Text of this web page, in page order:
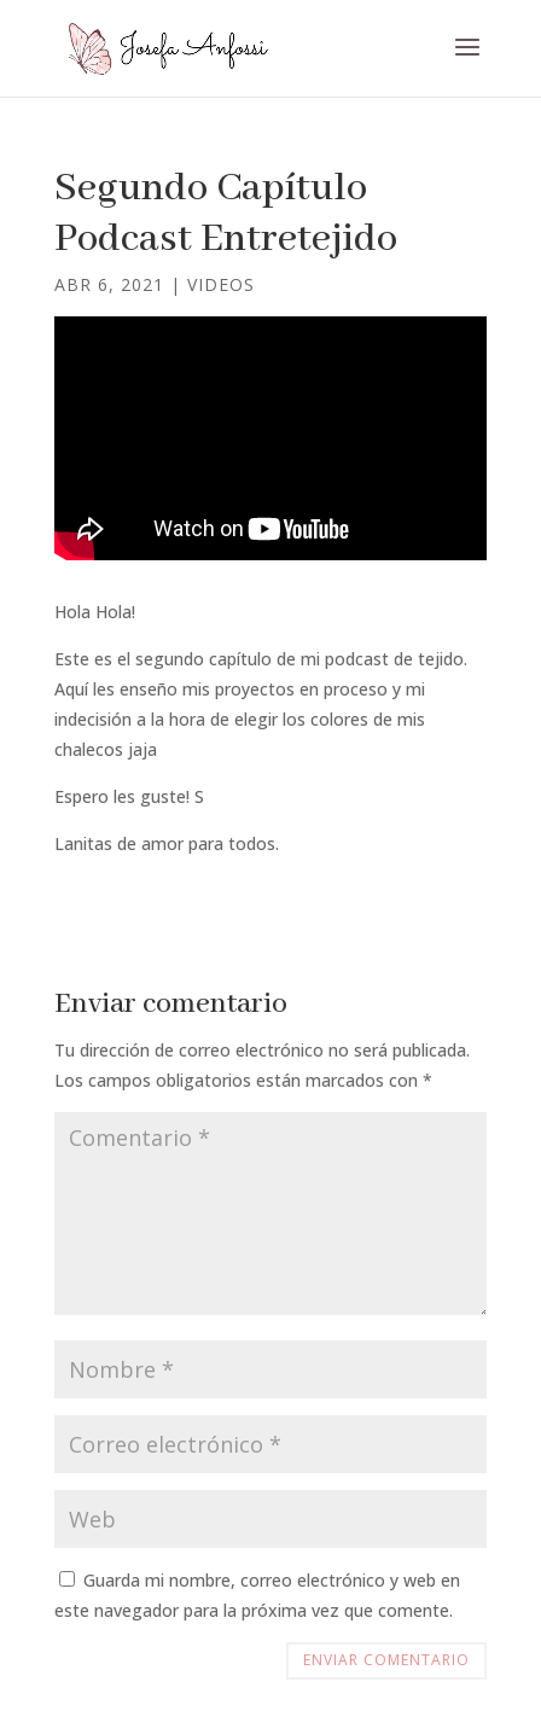
Segundo Capítulo
Podcast Entretejido
ABR 6, 2021 | VIDEOS
Hola Hola!
Este es el segundo capítulo de mi podcast de tejido.
Aquí les enseño mis proyectos en proceso y mi
indecisión a la hora de elegir los colores de mis
chalecos jaja
Espero les guste! S
Lanitas de amor para todos.
Enviar comentario
Tu dirección de correo electrónico no será publicada.
Los campos obligatorios están marcados con *
Guarda mi nombre, correo electrónico y web en
este navegador para la próxima vez que comente.